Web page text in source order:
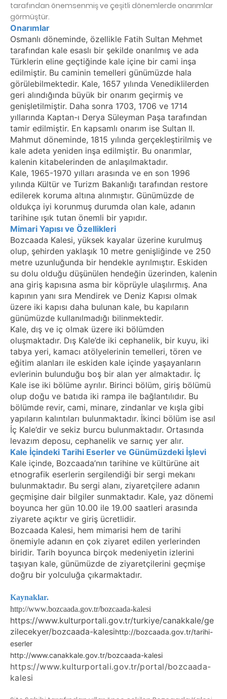
tarafından önemsenmiş ve çeşitli dönemlerde onarımlar
görmüştür.
Onarımlar
Osmanlı döneminde, özellikle Fatih Sultan Mehmet
tarafından kale esaslı bir şekilde onarılmış ve ada
Türklerin eline geçtiğinde kale içine bir cami inşa
edilmiştir. Bu caminin temelleri günümüzde hala
görülebilmektedir. Kale, 1657 yılında Venediklilerden
geri alındığında büyük bir onarım geçirmiş ve
genişletilmiştir. Daha sonra 1703, 1706 ve 1714
yıllarında Kaptan-ı Derya Süleyman Paşa tarafından
tamir edilmiştir. En kapsamlı onarım ise Sultan II.
Mahmut döneminde, 1815 yılında gerçekleştirilmiş ve
kale adeta yeniden inşa edilmiştir. Bu onarımlar,
kalenin kitabelerinden de anlaşılmaktadır.
Kale, 1965-1970 yılları arasında ve en son 1996
yılında Kültür ve Turizm Bakanlığı tarafından restore
edilerek koruma altına alınmıştır. Günümüzde de
oldukça iyi korunmuş durumda olan kale, adanın
tarihine ışık tutan önemli bir yapıdır.
Mimari Yapısı ve Özellikleri
Bozcaada Kalesi, yüksek kayalar üzerine kurulmuş
olup, şehirden yaklaşık 10 metre genişliğinde ve 250
metre uzunluğunda bir hendekle ayrılmıştır. Eskiden
su dolu olduğu düşünülen hendeğin üzerinden, kalenin
ana giriş kapısına asma bir köprüyle ulaşılırmış. Ana
kapının yanı sıra Mendirek ve Deniz Kapısı olmak
üzere iki kapısı daha bulunan kale, bu kapıların
günümüzde kullanılmadığı bilinmektedir.
Kale, dış ve iç olmak üzere iki bölümden
oluşmaktadır. Dış Kale’de iki cephanelik, bir kuyu, iki
tabya yeri, kamacı atölyelerinin temelleri, tören ve
eğitim alanları ile eskiden kale içinde yaşayanların
evlerinin bulunduğu boş bir alan yer almaktadır. İç
Kale ise iki bölüme ayrılır. Birinci bölüm, giriş bölümü
olup doğu ve batıda iki rampa ile bağlantılıdır. Bu
bölümde revir, cami, minare, zindanlar ve kışla gibi
yapıların kalıntıları bulunmaktadır. İkinci bölüm ise asıl
İç Kale’dir ve sekiz burcu bulunmaktadır. Ortasında
levazım deposu, cephanelik ve sarnıç yer alır.
Kale İçindeki Tarihi Eserler ve Günümüzdeki İşlevi
Kale içinde, Bozcaada’nın tarihine ve kültürüne ait
etnografik eserlerin sergilendiği bir sergi mekanı
bulunmaktadır. Bu sergi alanı, ziyaretçilere adanın
geçmişine dair bilgiler sunmaktadır. Kale, yaz dönemi
boyunca her gün 10.00 ile 19.00 saatleri arasında
ziyarete açıktır ve giriş ücretlidir.
Bozcaada Kalesi, hem mimarisi hem de tarihi
önemiyle adanın en çok ziyaret edilen yerlerinden
biridir. Tarih boyunca birçok medeniyetin izlerini
taşıyan kale, günümüzde de ziyaretçilerini geçmişe
doğru bir yolculuğa çıkarmaktadır.
Kaynaklar.
http://www.bozcaada.gov.tr/bozcaada-kalesi​
https://www.kulturportali.gov.tr/turkiye/canakkale/ge
zilecekyer/bozcaada-kalesihttp://bozcaada.gov.tr/tarihi-
eserler
http://www.canakkale.gov.tr/bozcaada-kalesi
https://www.kulturportali.gov.tr/portal/bozcaada-
kalesi